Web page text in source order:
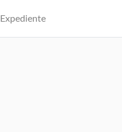
Expediente